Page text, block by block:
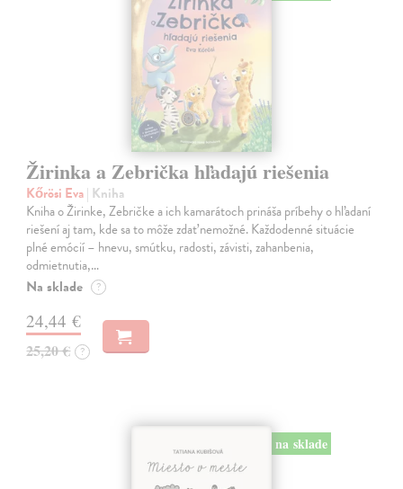
Žirinka a Zebrička hľadajú riešenia
Kőrösi Eva| Kniha
Kniha o Žirinke, Zebričke a ich kamarátoch prináša príbehy o hľadaní
riešení aj tam, kde sa to môže zdať nemožné. Každodenné situácie
plné emócií – hnevu, smútku, radosti, závisti, zahanbenia,
odmietnutia,…
Na sklade ?
24,44 €
25,20 € ?
na sklade